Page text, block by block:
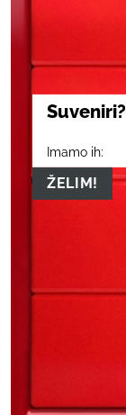
Suveniri?
Imamo ih:
ŽELIM!